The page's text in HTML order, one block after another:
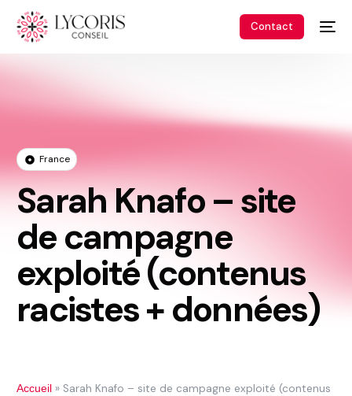
Contact
France
Sarah Knafo – site
de campagne
exploité (contenus
racistes + données)
Accueil» Sarah Knafo – site de campagne exploité (contenus